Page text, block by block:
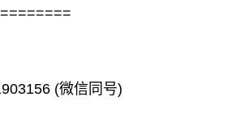
(微信同号)